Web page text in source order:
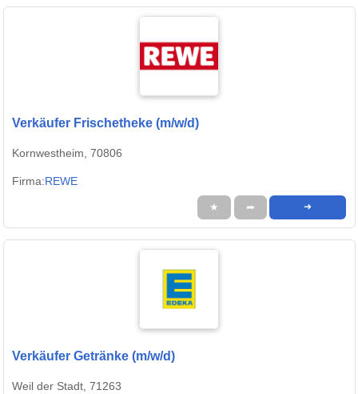
Verkäufer Frischetheke (m/w/d)
Kornwestheim, 70806
Firma:REWE
★ ➦ ➜
Verkäufer Getränke (m/w/d)
Weil der Stadt, 71263